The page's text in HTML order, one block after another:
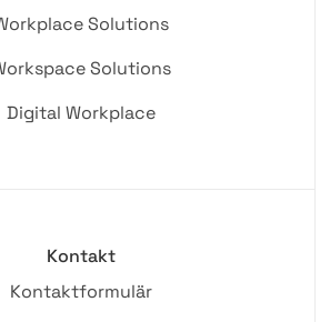
Solutions
Solutions
Digital Workplace
Kontakt
Kontaktformulär